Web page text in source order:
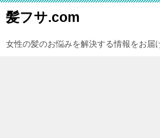
髪フサ.com
女性の髪のお悩みを解決する情報をお届